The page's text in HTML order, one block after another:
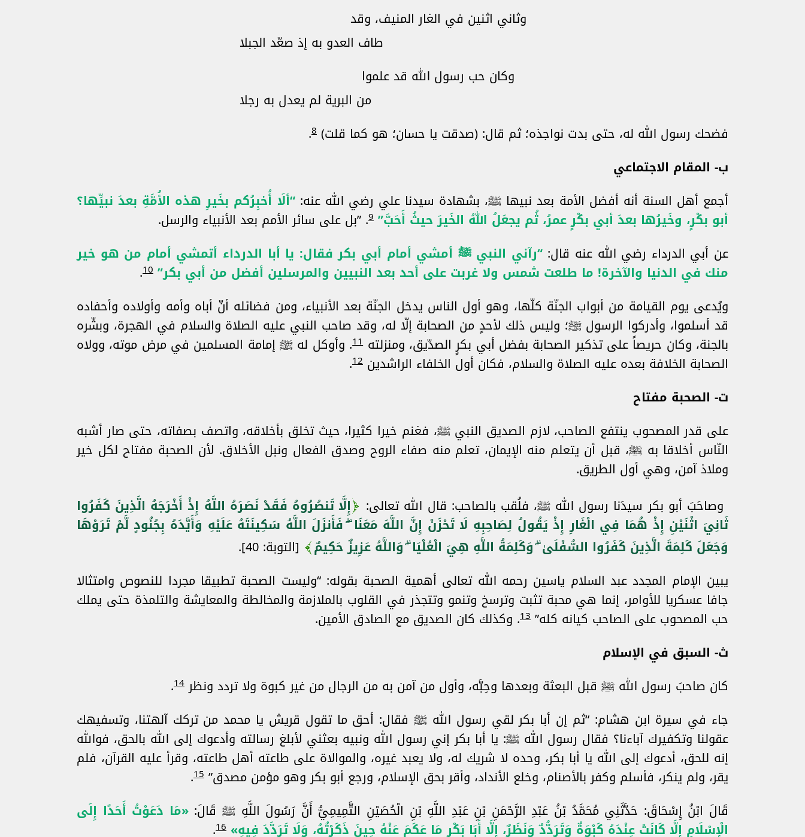
وثاني اثنين في الغار المنيف، وقد
طاف العدو به إذ صعّد الجبلا
وكان حب رسول الله قد علموا
من البرية لم يعدل به رجلا
فضحك رسول الله له، حتى بدت نواجذه؛ ثم قال: (صدقت يا حسان؛ هو كما قلت) 8
.
ب‌- المقام الاجتماعي
أجمع أهل السنة أنه أفضل الأمة بعد نبيها ﷺ، بشهادة سيدنا علي رضي الله عنه:“ألَا أُخبِرُكم بخَيرِ هذه الأُمَّةِ بعدَ نبيِّها؟
أبو بكْرٍ، وخَيرُها بعدَ أبي بكْرٍ عمرُ، ثُم يجعَلُ اللهُ الخَيرَ حيثُ أَحَبَّ” 9. ”بل على سائر الأمم بعد الأنبياء والرسل.
عن أبي الدرداء رضي الله عنه قال:“رآني النبي ﷺ أمشي أمام أبي بكر فقال: يا أبا الدرداء أتمشي أمام من هو خير
منك في الدنيا والآخرة! ما طلعت شمس ولا غربت على أحد بعد النبيين والمرسلين أفضل من أبي بكر” 10
.
ويُدعى يوم القيامة من أبواب الجنّة كلّها، وهو أول الناس يدخل الجنّة بعد الأنبياء، ومن فضائله أنّ أباه وأمه وأولاده وأحفاده
قد أسلموا، وأدركوا الرسول ﷺ؛ وليس ذلك لأحدٍ من الصحابة إلّا له، وقد صاحب النبي عليه الصلاة والسلام في الهجرة، وبشّره
بالجنة، وكان حريصاً على تذكير الصحابة بفضل أبي بكرٍ الصدّيق، ومنزلته11. وأوكل له ﷺ إمامة المسلمين في مرض موته، وولاه
الصحابة الخلافة بعده عليه الصلاة والسلام، فكان أول الخلفاء الراشدين 12
.
ت‌- الصحبة مفتاح
على قدر المصحوب ينتفع الصاحب، لازم الصديق النبي ﷺ، فغنم خيرا كثيرا، حيث تخلق بأخلاقه، واتصف بصفاته، حتى صار أشبه
النّاس أخلاقا به ﷺ، قبل أن يتعلم منه الإيمان، تعلم منه صفاء الروح وصدق الفعال ونبل الأخلاق. لأن الصحبة مفتاح لكل خير
وملاذ آمن، وهي أول الطريق.
وصاحَبَ أبو بكر سيدَنا رسول الله ﷺ، فلُقب بالصاحب: قال الله تعالى:
إِلَّا تَنصُرُوهُ فَقَدْ نَصَرَهُ اللَّهُ إِذْ أَخْرَجَهُ الَّذِينَ كَفَرُوا
ثَانِيَ اثْنَيْنِ إِذْ هُمَا فِي الْغَارِ إِذْ يَقُولُ لِصَاحِبِهِ لَا تَحْزَنْ إِنَّ اللَّهَ مَعَنَا ۖ فَأَنزَلَ اللَّهُ سَكِينَتَهُ عَلَيْهِ وَأَيَّدَهُ بِجُنُودٍ لَّمْ تَرَوْهَا
وَجَعَلَ كَلِمَةَ الَّذِينَ كَفَرُوا السُّفْلَىٰ ۗ وَكَلِمَةُ اللَّهِ هِيَ الْعُلْيَا ۗ وَاللَّهُ عَزِيزٌ حَكِيمٌ
[التوبة: 40].
يبين الإمام المجدد عبد السلام ياسين رحمه الله تعالى أهمية الصحبة بقوله: “وليست الصحبة تطبيقا مجردا للنصوص وامتثالا
جافا عسكريا للأوامر، إنما هي محبة تثبت وترسخ وتنمو وتتجذر في القلوب بالملازمة والمخالطة والمعايشة والتلمذة حتى يملك
حب المصحوب على الصاحب كيانه كله” 13. وكذلك كان الصديق مع الصادق الأمين.
ث‌- السبق في الإسلام
كان صاحبَ رسول الله ﷺ قبل البعثة وبعدها وحِبَّه، وأول من آمن به من الرجال من غير كبوة ولا تردد ونظر 14
.
جاء في سيرة ابن هشام: “ثم إن أبا بكر لقي رسول الله ﷺ فقال: أحق ما تقول قريش يا محمد من تركك آلهتنا، وتسفيهك
عقولنا وتكفيرك آباءنا؟ فقال رسول الله ﷺ: يا أبا بكر إني رسول الله ونبيه بعثني لأبلغ رسالته وأدعوك إلى الله بالحق، فوالله
إنه للحق، أدعوك إلى الله يا أبا بكر، وحده لا شريك له، ولا يعبد غيره، والموالاة على طاعته أهل طاعته، وقرأ عليه القرآن، فلم
يقر، ولم ينكر، فأسلم وكفر بالأصنام، وخلع الأنداد، وأقر بحق الإسلام، ورجع أبو بكر وهو مؤمن مصدق” 15
.
قَالَ ابْنُ إِسْحَاقَ: حَدَّثَنِي مُحَمَّدُ بْنُ عَبْدِ الرَّحْمَنِ بْنِ عَبْدِ اللَّهِ بْنِ الْحُصَيْنِ التَّمِيمِيُّ أَنَّ رَسُولَ اللَّهِ ﷺ قَالَ:«مَا دَعَوْتُ أَحَدًا إِلَى
الْإِسْلَامِ إِلَّا كَانَتْ عِنْدَهُ كَبْوَةٌ وَتَرَدُّدٌ وَنَظَرٌ، إِلَّا أَبَا بَكْرٍ مَا عَكَمَ عَنْهُ حِينَ ذَكَرْتُهُ، وَلَا تَرَدَّدَ فِيهِ» 16
.